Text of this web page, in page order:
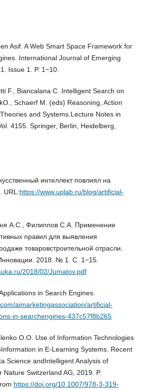
Asif. A Web Smart Space Framework for
International Journal of Emerging
Issue 1. P. 1−10.
F., Biancalana C. Intelligent Search on
Schaerf M. (eds) Reasoning, Action
and Systems.Lecture Notes in
4155. Springer, Berlin, Heidelberg,
интеллект повлиял на
URL:https://www.uplab.ru/blog/artificial-
А.С., Филиппов С.А. Применение
правил для выявления
товаровстроительной отрасли.
2018. № 1. С. 1−15.
2018/02/Jumatov.pdf
in Search Engines.
aimarketingassociation/artificial-
in-searchengines-437c57f8b265
O.O. Use of Information Technologies
in E-Learning Systems. Recent
Science andIntelligent Analysis of
Nature Switzerland AG, 2019. P.
https://doi.org/10.1007/978-3-319-